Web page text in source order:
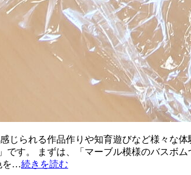
られる作品作りや知育遊びなど様々な
す。 まずは、「マーブル模様のバスボ
を…続きを読む